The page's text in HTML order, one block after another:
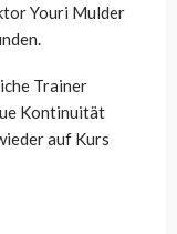
Youri Mulder
Trainer
Kontinuität
auf Kurs